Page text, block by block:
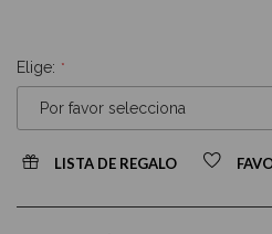
Elige:
LISTA DE REGALO